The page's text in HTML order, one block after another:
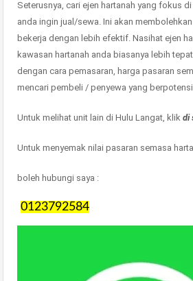
Seterusnya, cari ejen hartanah yang fokus
anda ingin jual/sewa. Ini akan
bekerja dengan lebih efektif. Nasihat ejen
kawasan hartanah anda biasanya lebih
dengan cara pemasaran, harga pasaran
mencari pembeli / penyewa yang
Untuk melihat unit lain di Hulu Langat, klik di
Untuk menyemak nilai pasaran semasa
boleh hubungi saya :
0123792584